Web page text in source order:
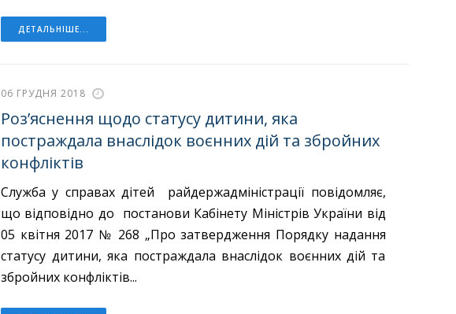
ДЕТАЛЬНІШЕ...
06 ГРУДНЯ 2018
Роз’яснення щодо статусу дитини, яка
постраждала внаслідок воєнних дій та збройних
конфліктів
Служба у справах дітей райдержадміністрації повідомляє,
що відповідно до постанови Кабінету Міністрів України від
05 квітня 2017 № 268 „Про затвердження Порядку надання
статусу дитини, яка постраждала внаслідок воєнних дій та
збройних конфліктів...